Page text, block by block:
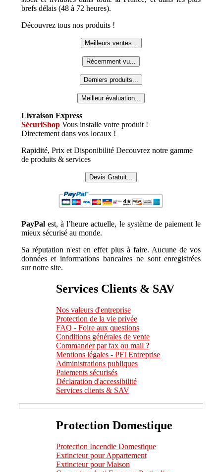
brefs délais (48 à 72 heures).
Découvrez tous nos produits !
Meilleurs ventes...
Récemment vu...
Derniers produits...
Meilleur évaluation...
Livraison Express
SécuriShopVous installe votre produit !
Directement dans vos locaux !
Rapidité, Prix et Disponibilité Decouvrez notre gamme
de produits & services
Devis Gratuit...
PayPalest, à l’heure actuelle, le système de paiement le
mieux sécurisé au monde.
Sa réputation n'est en effet plus à faire. Aucune de vos
données et informations bancaires ne sont enregistrées
sur notre site.
Services Clients & SAV
Nos valeurs d'entreprise
Protection de la vie privée
FAQ - Foire aux questions
Conditions générales de vente
Commander par fax ou mail ?
Mentions légales - PFI Entreprise
Administrations publiques
Paiements sécurisés
Déclaration d'accessibilité
Services clients & SAV
Protection Domestique
Protection Incendie Domestique
Extincteur pour Appartement
Extincteur pour Maison